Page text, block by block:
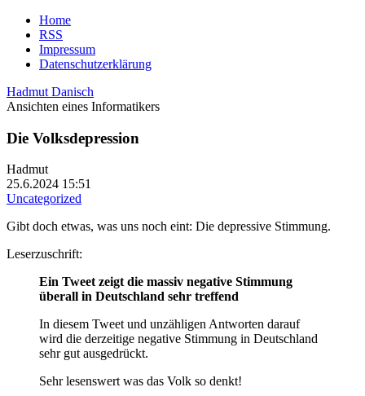
Home
RSS
Impressum
Datenschutzerklärung
Hadmut Danisch
Ansichten eines Informatikers
Die Volksdepression
Hadmut
25.6.2024 15:51
Uncategorized
Gibt doch etwas, was uns noch eint: Die depressive Stimmung.
Leserzuschrift:
Ein Tweet zeigt die massiv negative Stimmung
überall in Deutschland sehr treffend
In diesem Tweet und unzähligen Antworten darauf
wird die derzeitige negative Stimmung in Deutschland
sehr gut ausgedrückt.
Sehr lesenswert was das Volk so denkt!